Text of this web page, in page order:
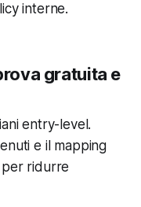
interne.
gratuita e
entry-level.
e il mapping
per ridurre